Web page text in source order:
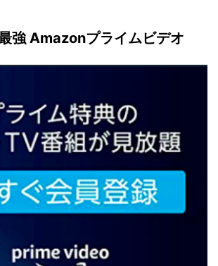
強 Amazonプライムビデオ